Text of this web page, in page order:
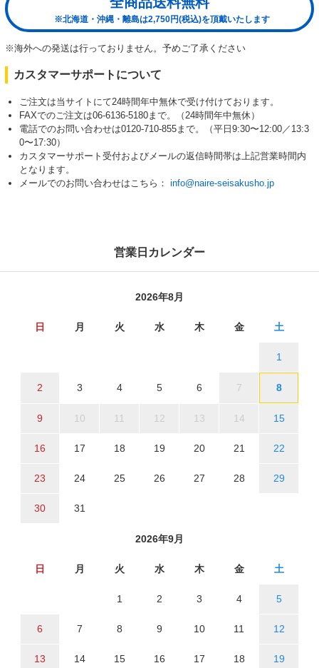
※北海道・沖縄・離島は2,750円(税込)を頂戴いたします
※海外への発送は行っておりません。予めご了承ください
カスタマーサポートについて
ご注文は当サイトにて24時間年中無休で受け付けております。
FAXでのご注文は06-6136-5180まで。（24時間年中無休）
電話でのお問い合わせは0120-710-855まで。（平日9:30〜12:00／13:3
0〜17:30）
カスタマーサポート受付およびメールの返信時間帯は上記営業時間内
となります。
メールでのお問い合わせはこちら： info@naire-seisakusho.jp
営業日カレンダー
2026年8月
日 月 火 水 木 金 土
1
2 3 4 5 6 7 8
9 10 11 12 13 14 15
16 17 18 19 20 21 22
23 24 25 26 27 28 29
30 31
2026年9月
日 月 火 水 木 金 土
1 2 3 4 5
6 7 8 9 10 11 12
13 14 15 16 17 18 19